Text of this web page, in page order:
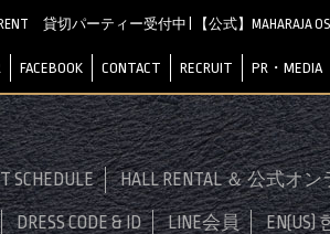
RENT 貸切パーティー受付中 | 【公式】MAHARAJA
FACEBOOK CONTACT RECRUIT PR・MEDIA
SCHEDULE HALL RENTAL ＆ 公式オ
DRESS CODE & ID LINE会員 EN(US)